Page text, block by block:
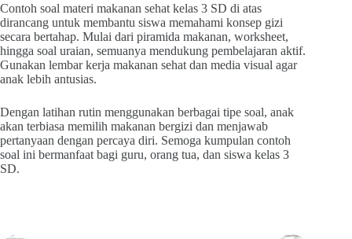
Contoh soal materi makanan sehat kelas 3 SD di atas
dirancang untuk membantu siswa memahami konsep gizi
secara bertahap. Mulai dari piramida makanan, worksheet,
hingga soal uraian, semuanya mendukung pembelajaran aktif.
Gunakan lembar kerja makanan sehat dan media visual agar
anak lebih antusias.
Dengan latihan rutin menggunakan berbagai tipe soal, anak
akan terbiasa memilih makanan bergizi dan menjawab
pertanyaan dengan percaya diri. Semoga kumpulan contoh
soal ini bermanfaat bagi guru, orang tua, dan siswa kelas 3
SD.